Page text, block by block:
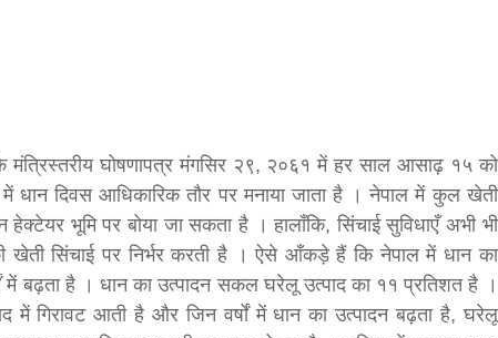
मंत्रिस्तरीय घोषणापत्र मंगसिर २९, २०६१ में हर साल आसाढ़ १५ को
धान दिवस आधिकारिक तौर पर मनाया जाता है । नेपाल में कुल खेती
भूमि पर बोया जा सकता है । हालाँकि, सिंचाई सुविधाएँ अभी भी
खेती सिंचाई पर निर्भर करती है । ऐसे आँकड़े हैं कि नेपाल में धान का
में बढ़ता है । धान का उत्पादन सकल घरेलू उत्पाद का ११ प्रतिशत है ।
में गिरावट आती है और जिन वर्षों में धान का उत्पादन बढ़ता है, घरेलू
शुभसंवत् 2083